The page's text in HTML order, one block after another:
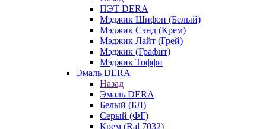
ПЭТ DERA
Мэджик Шифон (Белый)
Мэджик Сэнд (Крем)
Мэджик Лайт (Грей)
Мэджик (Графит)
Мэджик Тоффи
Эмаль DERA
Назад
Эмаль DERA
Белый (БЛ)
Серый (ФГ)
Крем (Ral 7032)